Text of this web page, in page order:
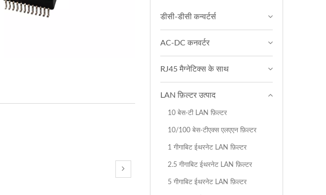
डीसी-डीसी कन्वर्टर्स
AC-DC कनवर्टर
RJ45 मैग्नेटिक्स के साथ
LAN फ़िल्टर उत्पाद
10 बेस-टी LAN फ़िल्टर
10/100 बेस-टीएक्स एलएएन फ़िल्टर
1 गीगाबिट ईथरनेट LAN फ़िल्टर
2.5 गीगाबिट ईथरनेट LAN फ़िल्टर
5 गीगाबिट ईथरनेट LAN फ़िल्टर